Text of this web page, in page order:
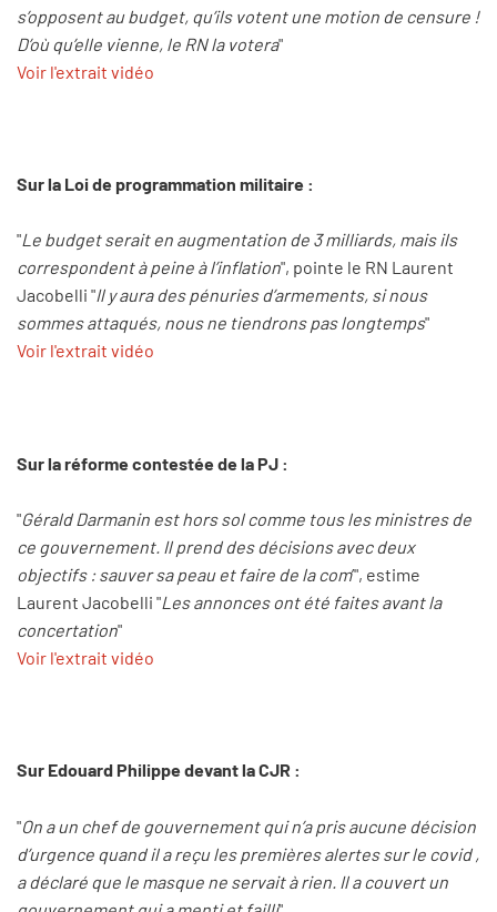
s’opposent au budget, qu’ils votent une motion de censure !
D’où qu’elle vienne, le RN la votera"
Voir l'extrait vidéo
Sur la Loi de programmation militaire :
"Le budget serait en augmentation de 3 milliards, mais ils
correspondent à peine à l’inflation", pointe le RN Laurent
Jacobelli "Il y aura des pénuries d’armements, si nous
sommes attaqués, nous ne tiendrons pas longtemps"
Voir l'extrait vidéo
Sur la réforme contestée de la PJ :
"Gérald Darmanin est hors sol comme tous les ministres de
ce gouvernement. Il prend des décisions avec deux
objectifs : sauver sa peau et faire de la com’", estime
Laurent Jacobelli "Les annonces ont été faites avant la
concertation"
Voir l'extrait vidéo
Sur Edouard Philippe devant la CJR :
"On a un chef de gouvernement qui n’a pris aucune décision
d’urgence quand il a reçu les premières alertes sur le covid ,
a déclaré que le masque ne servait à rien. Il a couvert un